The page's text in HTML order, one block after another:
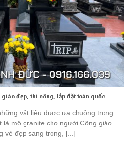
giáo đẹp, thi công, lắp đặt toàn quốc
vật liệu được ưa chuộng trong
là mộ granite cho người Công giáo.
vẻ đẹp sang trọng, [...]